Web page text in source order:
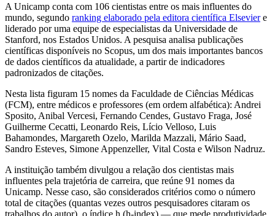
A Unicamp conta com 106 cientistas entre os mais influentes do
mundo, segundo ranking elaborado pela editora científica Elseviere
liderado por uma equipe de especialistas da Universidade de
Stanford, nos Estados Unidos. A pesquisa analisa publicações
científicas disponíveis no Scopus, um dos mais importantes bancos
de dados científicos da atualidade, a partir de indicadores
padronizados de citações.
Nesta lista figuram 15 nomes da Faculdade de Ciências Médicas
(FCM), entre médicos e professores (em ordem alfabética): Andrei
Sposito, Anibal Vercesi, Fernando Cendes, Gustavo Fraga, José
Guilherme Cecatti, Leonardo Reis, Lício Velloso, Luis
Bahamondes, Margareth Ozelo, Marilda Mazzali, Mário Saad,
Sandro Esteves, Simone Appenzeller, Vital Costa e Wilson Nadruz.
A instituição também divulgou a relação dos cientistas mais
influentes pela trajetória de carreira, que reúne 91 nomes da
Unicamp. Nesse caso, são considerados critérios como o número
total de citações (quantas vezes outros pesquisadores citaram os
trabalhos do autor), o índice h (h-index) — que mede produtividade